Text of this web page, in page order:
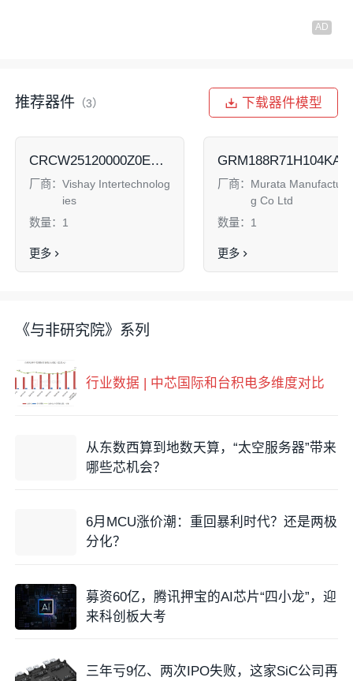
经营数据方面
将营业收入拆分成 晶圆销量（约当8英寸晶圆片数）和
ASP（美元/8英寸等效晶圆）运营指标，来看下晶圆销
量和价格对营业收入的具体影响。
现突破，上涨至3.3。而ASP方面，两家公司比值呈现
明显的波动性，期间先抑后扬，2022年Q1的比值最低
为3.07，然后逐季提升至2022年Q3的3.20。
推荐器件 （3） 下载器件模型
CRCW25120000Z0EGHP
厂商： Vishay Intertechnolog
ies
数量： 1
更多
厂商： Murata
g Co Ltd
数量： 1
更多
《与非研究院》系列
行业数据 | 中芯国际和台积电多维度对比
从东数西算到地数天算，“太空服务器”带来
哪些芯机会？
6月MCU涨价潮：重回暴利时代？还是两极
分化？
募资60亿，腾讯押宝的AI芯片“四小龙”，迎
来科创板大考
三年亏9亿、两次IPO失败，这家SiC公司再